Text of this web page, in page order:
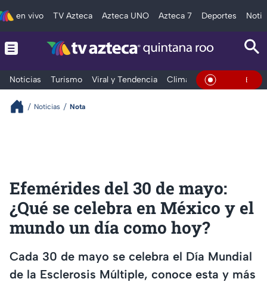
en vivo TV Azteca Azteca UNO Azteca 7 Deportes
Noticias Turismo Viral y Tendencia Clima Tráfico En Vivo
Noticias Nota
Efemérides del 30 de mayo:
¿Qué se celebra en México y el
mundo un día como hoy?
Cada 30 de mayo se celebra el Día Mundial
de la Esclerosis Múltiple, conoce esta y más